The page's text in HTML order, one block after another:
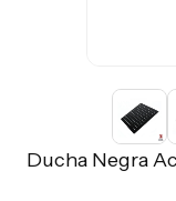
Ducha Negra